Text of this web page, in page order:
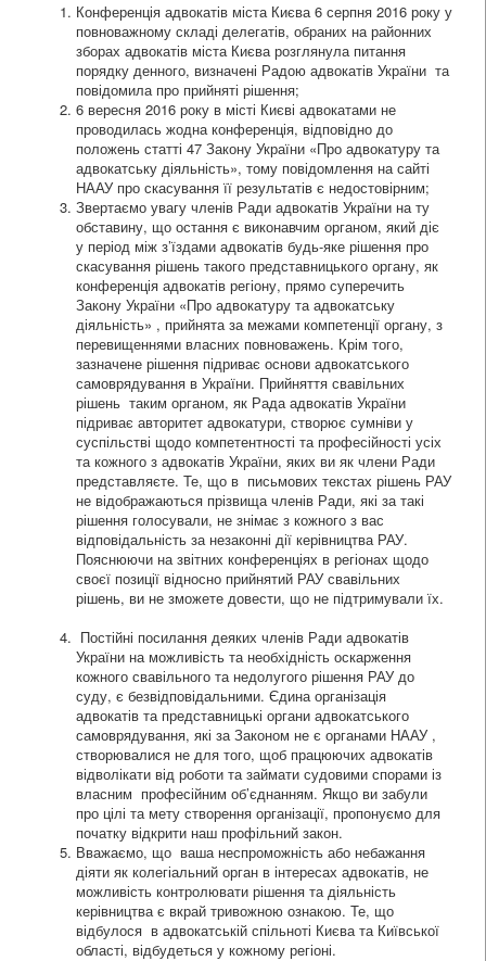
Конференція адвокатів міста Києва 6 серпня 2016 року у
повноважному складі делегатів, обраних на районних
зборах адвокатів міста Києва розглянула питання
порядку денного, визначені Радою адвокатів України та
повідомила про прийняті рішення;
6 вересня 2016 року в місті Києві адвокатами не
проводилась жодна конференція, відповідно до
положень статті 47 Закону України «Про адвокатуру та
адвокатську діяльність», тому повідомлення на сайті
НААУ про скасування її результатів є недостовірним;
Звертаємо увагу членів Ради адвокатів України на ту
обставину, що остання є виконавчим органом, який діє
у період між з’їздами адвокатів будь-яке рішення про
скасування рішень такого представницького органу, як
конференція адвокатів регіону, прямо суперечить
Закону України «Про адвокатуру та адвокатську
діяльність» , прийнята за межами компетенції органу, з
перевищеннями власних повноважень. Крім того,
зазначене рішення підриває основи адвокатського
самоврядування в України. Прийняття свавільних
рішень таким органом, як Рада адвокатів України
підриває авторитет адвокатури, створює сумніви у
суспільстві щодо компетентності та професійності усіх
та кожного з адвокатів України, яких ви як члени Ради
представляєте. Те, що в письмових текстах рішень РАУ
не відображаються прізвища членів Ради, які за такі
рішення голосували, не знімає з кожного з вас
відповідальність за незаконні дії керівництва РАУ.
Пояснюючи на звітних конференціях в регіонах щодо
своєї позиції відносно прийнятий РАУ свавільних
рішень, ви не зможете довести, що не підтримували їх.
Постійні посилання деяких членів Ради адвокатів
України на можливість та необхідність оскарження
кожного свавільного та недолугого рішення РАУ до
суду, є безвідповідальними. Єдина організація
адвокатів та представницькі органи адвокатського
самоврядування, які за Законом не є органами НААУ ,
створювалися не для того, щоб працюючих адвокатів
відволікати від роботи та займати судовими спорами із
власним професійним об’єднанням. Якщо ви забули
про цілі та мету створення організації, пропонуємо для
початку відкрити наш профільний закон.
Вважаємо, що ваша неспроможність або небажання
діяти як колегіальний орган в інтересах адвокатів, не
можливість контролювати рішення та діяльність
керівництва є вкрай тривожною ознакою. Те, що
відбулося в адвокатській спільноті Києва та Київської
області, відбудеться у кожному регіоні.